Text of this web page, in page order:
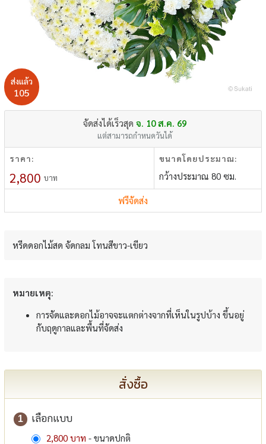
ส่งแล้ว
105
จัดส่งได้เร็วสุด จ. 10 ส.ค. 69
แต่สามารถกำหนดวันได้
ราคา:
2,800 บาท
ขนาดโดยประมาณ:
กว้างประมาณ 80 ซม.
ฟรีจัดส่ง
หรีดดอกไม้สด จัดกลม โทนสีขาว-เขียว
หมายเหตุ:
การจัดและดอกไม้อาจจะแตกต่างจากที่เห็นในรูปบ้าง ขึ้นอยู่
กับฤดูกาลและพื้นที่จัดส่ง
สั่งซื้อ
1 เลือกแบบ
2,800 บาท - ขนาดปกติ